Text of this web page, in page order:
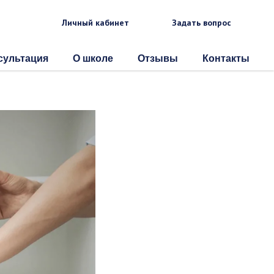
Личный кабинет Задать вопрос
О школе Отзывы Контакты